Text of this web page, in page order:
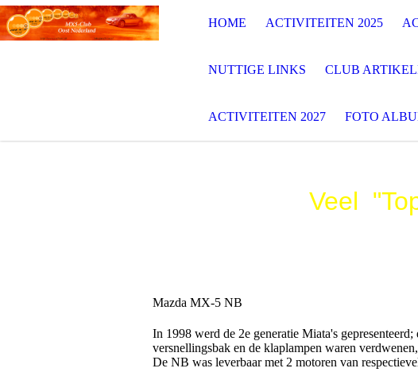
HOME ACTIVITEITEN 2025
NUTTIGE LINKS CLUB
ACTIVITEITEN 2027 FOTO
Veel
Mazda MX-5 NB
In 1998 werd de 2e generatie Miata's
versnellingsbak en de klaplampen waren
De NB was leverbaar met 2 motoren van